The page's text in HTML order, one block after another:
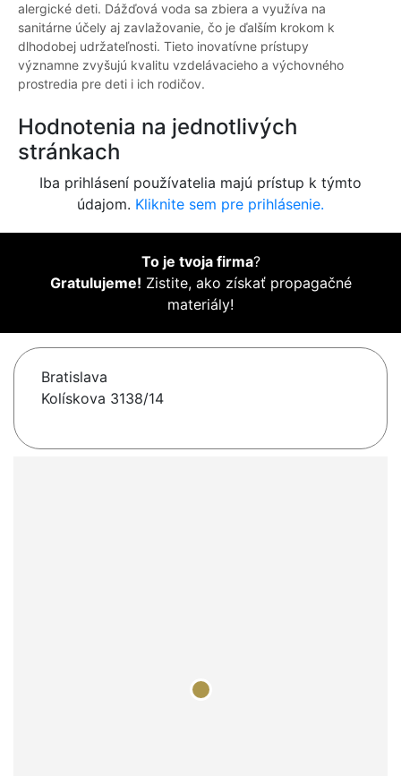
alergické deti. Dážďová voda sa zbiera a využíva na
sanitárne účely aj zavlažovanie, čo je ďalším krokom k
dlhodobej udržateľnosti. Tieto inovatívne prístupy
významne zvyšujú kvalitu vzdelávacieho a výchovného
prostredia pre deti i ich rodičov.
Hodnotenia na jednotlivých
stránkach
Iba prihlásení používatelia majú prístup k týmto
údajom. Kliknite sem pre prihlásenie.
To je tvoja firma?
Gratulujeme! Zistite, ako získať propagačné
materiály!
Bratislava
Kolískova 3138/14